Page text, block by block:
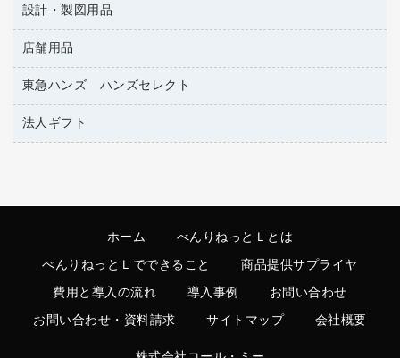
プレゼン用ファイル
ファイルボックス
パイプ式ファイル
その他ファイル
クリヤーブック（差替式）
クリヤーブック（固定式）
クリップボード
カードケース
マーキングペン（油性）
マーキングペン（水性）
ボールペン（油性）
備品／小物ケース
透明テープ 事務用
電話台
介護用品
医療関連用品
工事関連用品
屋外用品
設計・製図用品
設計・製図用品
店舗用品
店舗運営用品
陳列什器
紙手提げ袋
東急ハンズ ハンズセレクト
東急ハンズ
法人ギフト
ホーム べんりねっとＬとは
べんりねっとＬでできること 商品提供サプライヤ
費用と導入の流れ 導入事例 お問い合わせ
お問い合わせ・資料請求 サイトマップ 会社概要